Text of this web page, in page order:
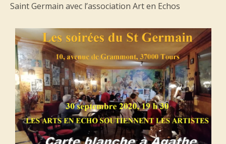
Saint Germain avec l’association Art en Echos